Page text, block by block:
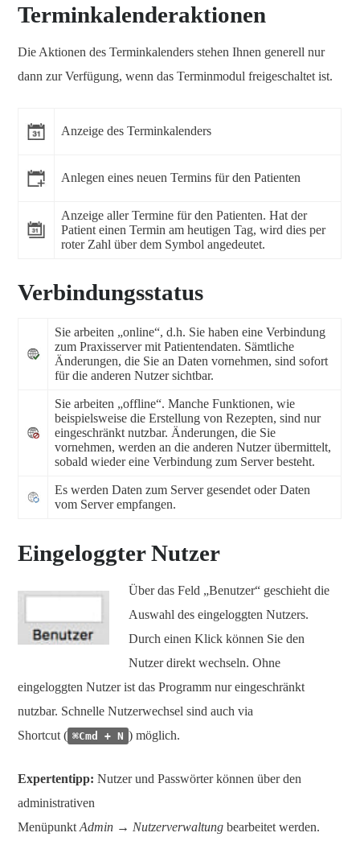
Terminkalenderaktionen
Die Aktionen des Terminkalenders stehen Ihnen generell nur
dann zur Verfügung, wenn das Terminmodul freigeschaltet ist.
Anzeige des Terminkalenders
Anlegen eines neuen Termins für den Patienten
Anzeige aller Termine für den Patienten. Hat der
Patient einen Termin am heutigen Tag, wird dies per
roter Zahl über dem Symbol angedeutet.
Verbindungsstatus
Sie arbeiten „online“, d.h. Sie haben eine Verbindung
zum Praxisserver mit Patientendaten. Sämtliche
Änderungen, die Sie an Daten vornehmen, sind sofort
für die anderen Nutzer sichtbar.
Sie arbeiten „offline“. Manche Funktionen, wie
beispielsweise die Erstellung von Rezepten, sind nur
eingeschränkt nutzbar. Änderungen, die Sie
vornehmen, werden an die anderen Nutzer übermittelt,
sobald wieder eine Verbindung zum Server besteht.
Es werden Daten zum Server gesendet oder Daten
vom Server empfangen.
Eingeloggter Nutzer
Über das Feld „Benutzer“ geschieht die
Auswahl des eingeloggten Nutzers.
Durch einen Klick können Sie den
Nutzer direkt wechseln. Ohne
eingeloggten Nutzer ist das Programm nur eingeschränkt
nutzbar. Schnelle Nutzerwechsel sind auch via
Shortcut ( ⌘Cmd + N ) möglich.
Expertentipp: Nutzer und Passwörter können über den
administrativen
Menüpunkt Admin → Nutzerverwaltung bearbeitet werden.